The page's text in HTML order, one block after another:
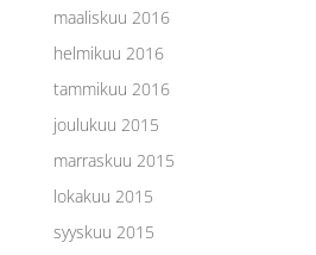
maaliskuu 2016
helmikuu 2016
tammikuu 2016
joulukuu 2015
marraskuu 2015
lokakuu 2015
syyskuu 2015